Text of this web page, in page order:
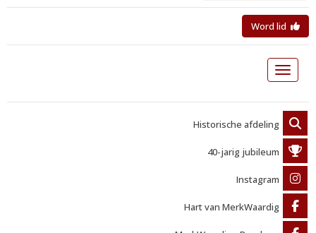
Word lid
Toggle
Historische afdeling
40-jarig jubileum
Instagram
Hart van MerkWaardig